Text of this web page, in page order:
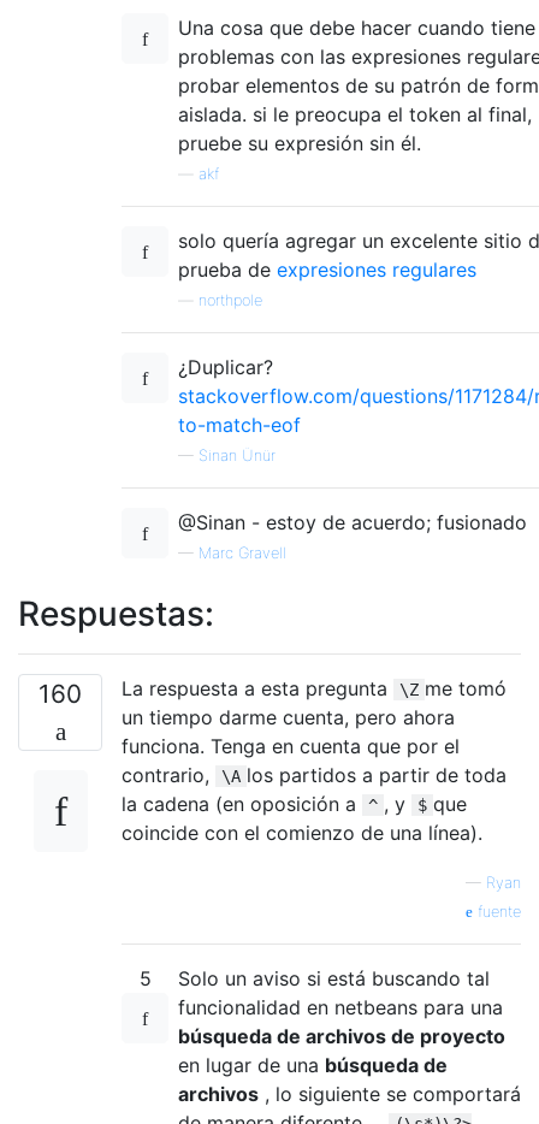
Una cosa que debe hacer cuando tiene
problemas con las expresiones
probar elementos de su patrón de
aislada. si le preocupa el token al final,
pruebe su expresión sin él.
akf
solo quería agregar un excelente sitio
prueba de expresiones regulares
northpole
¿Duplicar?
stackoverflow.com/questions/
to-match-eof
— Sinan Ünür
@Sinan - estoy de acuerdo; fusionado
— Marc Gravell
Respuestas:
160 La respuesta a esta pregunta \Z me tomó
un tiempo darme cuenta, pero ahora
funciona. Tenga en cuenta que por el
contrario,
\A los partidos a partir de toda
la cadena (en oposición a
^ , y $ que
coincide con el comienzo de una línea).
— Ryan
fuente
5
Solo un aviso si está buscando tal
funcionalidad en netbeans para una
búsqueda de archivos de proyecto
en lugar de una búsqueda de
archivos , lo siguiente se comportará